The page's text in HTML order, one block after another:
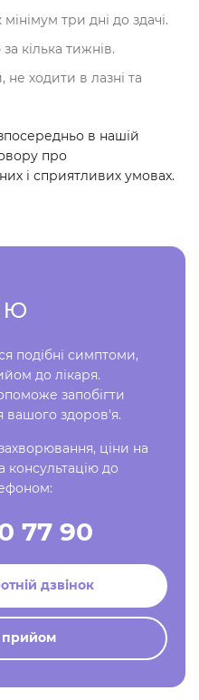
три дні до здачі.
кілька тижнів.
ходити в лазні та
в нашій
про
і сприятливих умовах.
подібні симптоми,
до лікаря.
запобігти
вашого здоров'я.
ціни на
консультацію до
77 90
дзвінок
прийом